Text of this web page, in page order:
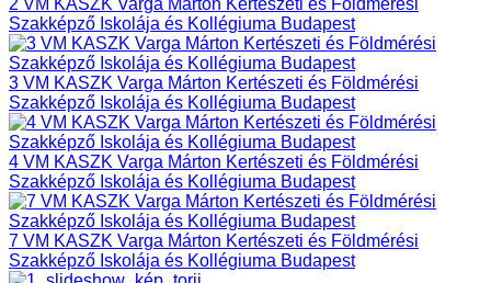
2 VM KASZK Varga Márton Kertészeti és Földmérési
Szakképző Iskolája és Kollégiuma Budapest
3 VM KASZK Varga Márton Kertészeti és Földmérési
Szakképző Iskolája és Kollégiuma Budapest
4 VM KASZK Varga Márton Kertészeti és Földmérési
Szakképző Iskolája és Kollégiuma Budapest
7 VM KASZK Varga Márton Kertészeti és Földmérési
Szakképző Iskolája és Kollégiuma Budapest